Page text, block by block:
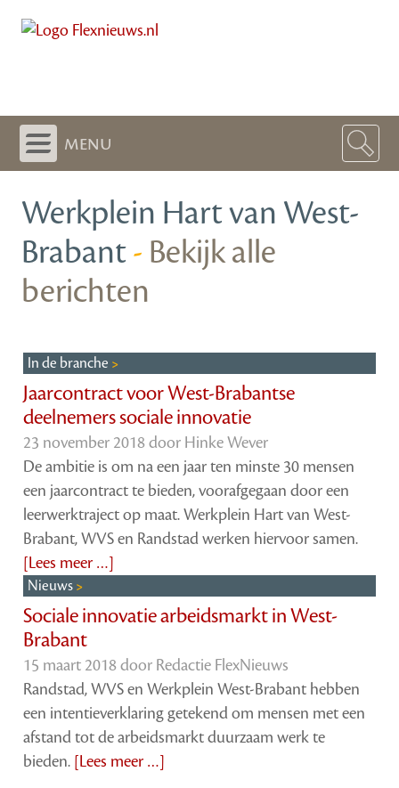
menu
Werkplein Hart van West-
Brabant- Bekijk alle
berichten
In de branche
Jaarcontract voor West-Brabantse
deelnemers sociale innovatie
23 november 2018 door Hinke Wever
De ambitie is om na een jaar ten minste 30 mensen
een jaarcontract te bieden, voorafgegaan door een
leerwerktraject op maat. Werkplein Hart van West-
Brabant, WVS en Randstad werken hiervoor samen.
[Lees meer …]
Nieuws
Sociale innovatie arbeidsmarkt in West-
Brabant
15 maart 2018 door Redactie FlexNieuws
Randstad, WVS en Werkplein West-Brabant hebben
een intentieverklaring getekend om mensen met een
afstand tot de arbeidsmarkt duurzaam werk te
bieden. [Lees meer …]